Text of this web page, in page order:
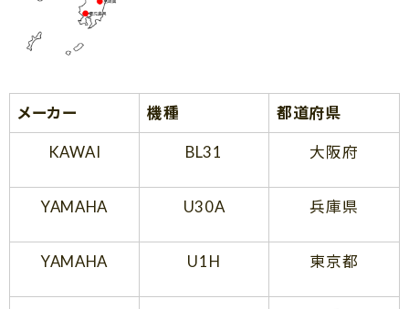
メーカー 機種 都道府県
KAWAI BL31 大阪府
YAMAHA U30A 兵庫県
YAMAHA U1H 東京都